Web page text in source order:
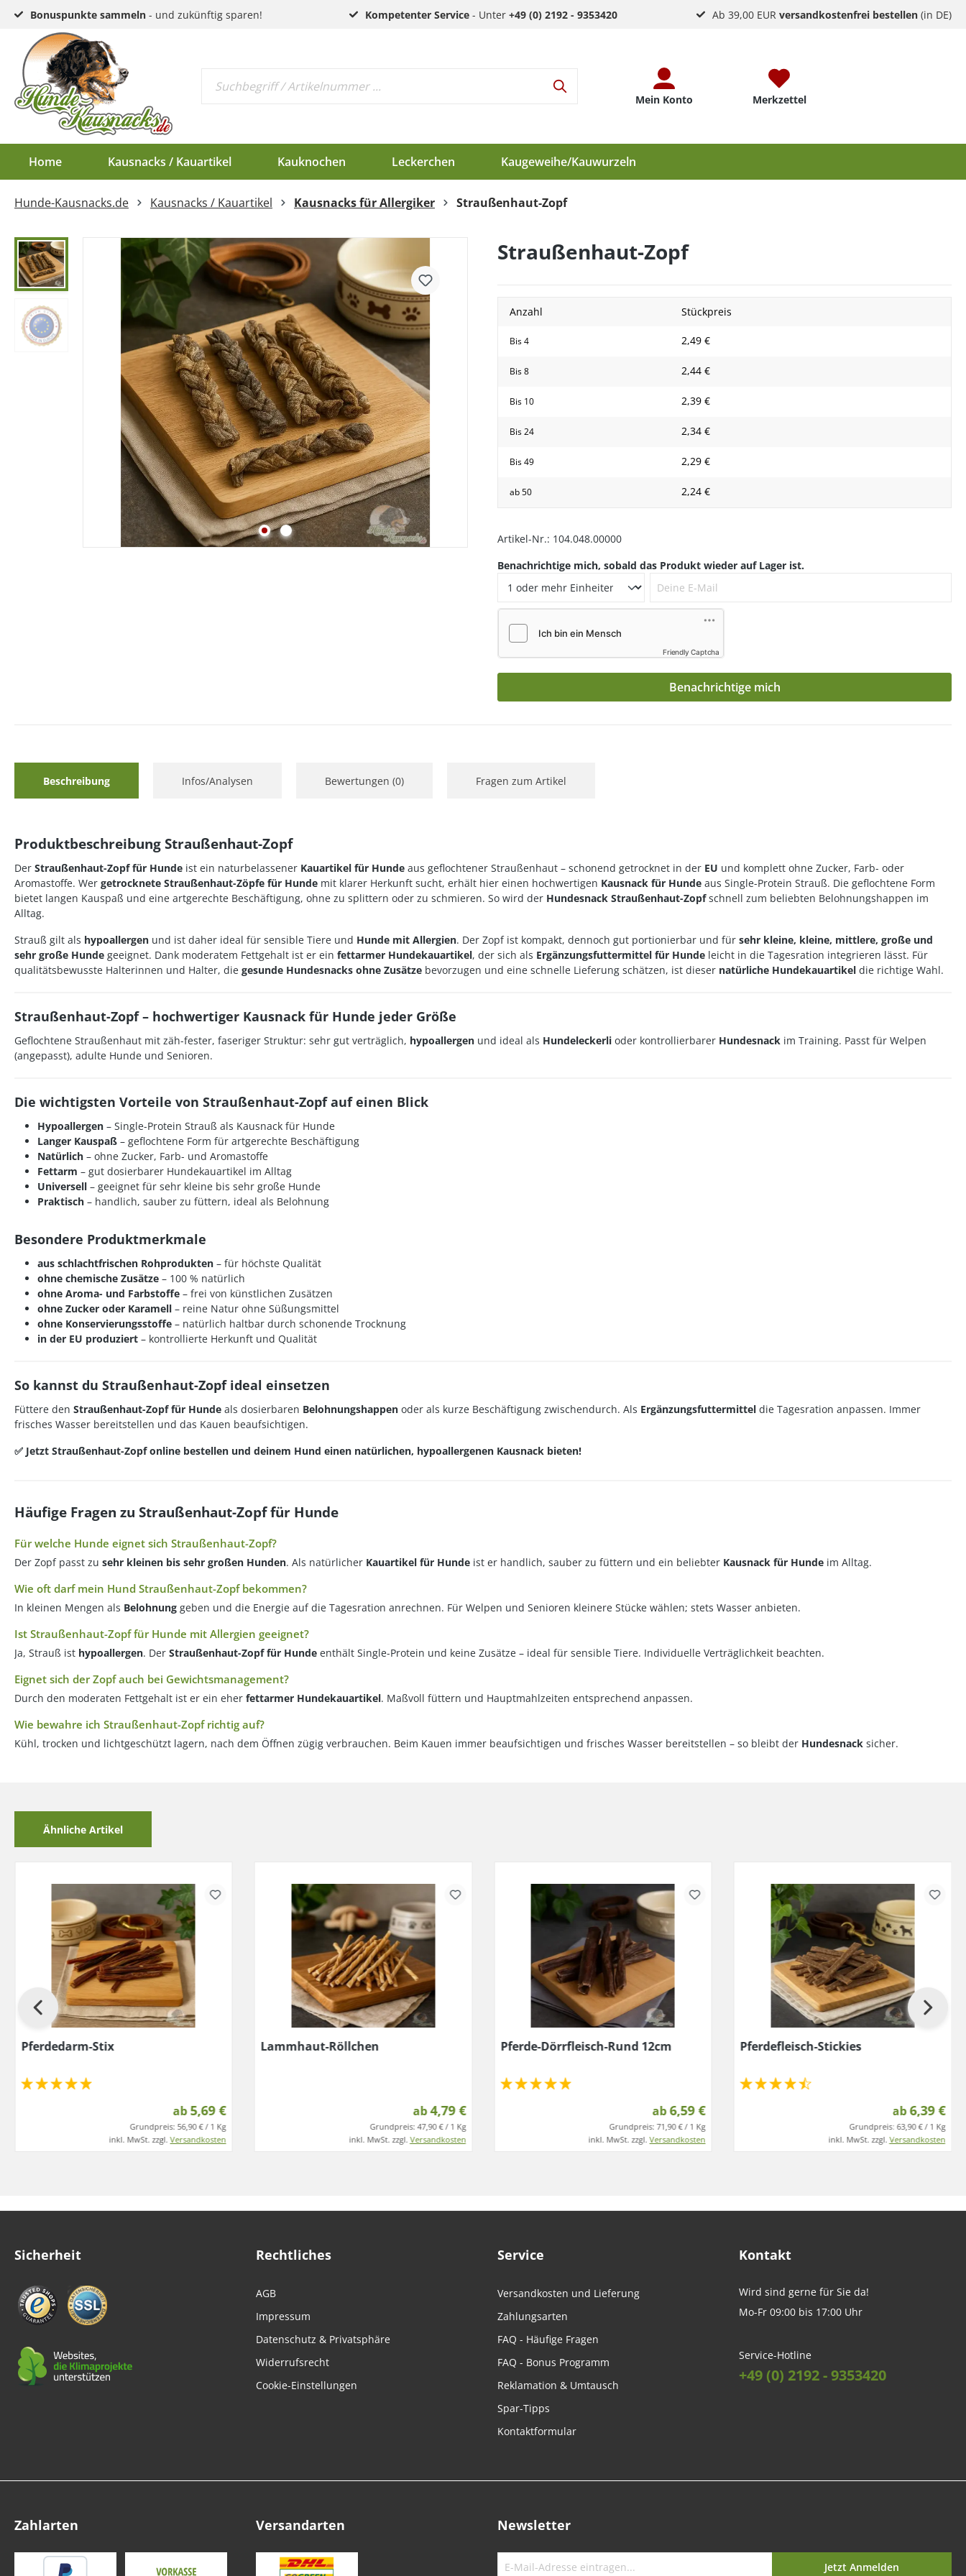
Bonuspunkte sammeln - und zukünftig sparen! Kompetenter Service- Unter +49 (0) 2192 - 9353420 Ab 39,00 EURversandkostenfrei bestellen (in DE)
Mein Konto Merkzettel
Home Kausnacks / Kauartikel Kauknochen Leckerchen Kaugeweihe/Kauwurzeln
Schlund & Dörrfleisch
Kopfhaut & Haut
Sehnen
Ziemer
Strossen
Fleisch
Lunge
Pansen & Lunge
Leber & Herz
Schwanz & Ochsenschwanz
Nasen
Maul & Lefzen
Knochen & Beine
Kauknochen EU-Ware
Kauknochen Standard
Endloswürstchen
Mini-Würstchen
Kaugeweihe Half
Dam-Schäufle
Hirschgeweih-Rosetten
Hunde-Kausnacks.de Kausnacks / Kauartikel Kausnacks für Allergiker Straußenhaut-Zopf
Straußenhaut-Zopf
Anzahl Stückpreis
Bis4 2,49 €
Bis8 2,44 €
Bis 10 2,39 €
Bis24 2,34 €
Bis49 2,29 €
ab50 2,24 €
Artikel-Nr.: 104.048.00000
Benachrichtige mich, sobald das Produkt wieder auf Lager ist.
Friendly Captcha
Benachrichtige mich
Beschreibung Infos/Analysen Bewertungen (0) Fragen zum Artikel
Produktbeschreibung Straußenhaut-Zopf
Der Straußenhaut-Zopf für Hunde ist ein naturbelassener Kauartikel für Hunde aus geflochtener Straußenhaut – schonend getrocknet in der EU und komplett ohne Zucker, Farb- oder
Aromastoffe. Wer getrocknete Straußenhaut-Zöpfe für Hunde mit klarer Herkunft sucht, erhält hier einen hochwertigen Kausnack für Hunde aus Single-Protein Strauß. Die geflochtene Form
bietet langen Kauspaß und eine artgerechte Beschäftigung, ohne zu splittern oder zu schmieren. So wird der Hundesnack Straußenhaut-Zopfschnell zum beliebten Belohnungshappen im
Alltag.
Strauß gilt als hypoallergen und ist daher ideal für sensible Tiere und Hunde mit Allergien. Der Zopf ist kompakt, dennoch gut portionierbar und für sehr kleine, kleine, mittlere, große und
sehr große Hunde geeignet. Dank moderatem Fettgehalt ist er ein fettarmer Hundekauartikel, der sich als Ergänzungsfuttermittel für Hunde leicht in die Tagesration integrieren lässt. Für
qualitätsbewusste Halterinnen und Halter, die gesunde Hundesnacks ohne Zusätze bevorzugen und eine schnelle Lieferung schätzen, ist dieser natürliche Hundekauartikel die richtige Wahl.
Straußenhaut-Zopf – hochwertiger Kausnack für Hunde jeder Größe
Geflochtene Straußenhaut mit zäh-fester, faseriger Struktur: sehr gut verträglich, hypoallergen und ideal als Hundeleckerli oder kontrollierbarer Hundesnack im Training. Passt für Welpen
(angepasst), adulte Hunde und Senioren.
Die wichtigsten Vorteile von Straußenhaut-Zopf auf einen Blick
Hypoallergen – Single-Protein Strauß als Kausnack für Hunde
Langer Kauspaß – geflochtene Form für artgerechte Beschäftigung
Natürlich – ohne Zucker, Farb- und Aromastoffe
Fettarm – gut dosierbarer Hundekauartikel im Alltag
Universell – geeignet für sehr kleine bis sehr große Hunde
Praktisch – handlich, sauber zu füttern, ideal als Belohnung
Besondere Produktmerkmale
aus schlachtfrischen Rohprodukten – für höchste Qualität
ohne chemische Zusätze – 100 % natürlich
ohne Aroma- und Farbstoffe – frei von künstlichen Zusätzen
ohne Zucker oder Karamell – reine Natur ohne Süßungsmittel
ohne Konservierungsstoffe – natürlich haltbar durch schonende Trocknung
in der EU produziert – kontrollierte Herkunft und Qualität
So kannst du Straußenhaut-Zopf ideal einsetzen
Füttere den Straußenhaut-Zopf für Hunde als dosierbaren Belohnungshappen oder als kurze Beschäftigung zwischendurch. Als Ergänzungsfuttermittel die Tagesration anpassen. Immer
frisches Wasser bereitstellen und das Kauen beaufsichtigen.
✅ Jetzt Straußenhaut-Zopf online bestellen und deinem Hund einen natürlichen, hypoallergenen Kausnack bieten!
Häufige Fragen zu Straußenhaut-Zopf für Hunde
Für welche Hunde eignet sich Straußenhaut-Zopf?
Der Zopf passt zu sehr kleinen bis sehr großen Hunden. Als natürlicher Kauartikel für Hunde ist er handlich, sauber zu füttern und ein beliebter Kausnack für Hunde im Alltag.
Wie oft darf mein Hund Straußenhaut-Zopf bekommen?
In kleinen Mengen als Belohnung geben und die Energie auf die Tagesration anrechnen. Für Welpen und Senioren kleinere Stücke wählen; stets Wasser anbieten.
Ist Straußenhaut-Zopf für Hunde mit Allergien geeignet?
Ja, Strauß ist hypoallergen. Der Straußenhaut-Zopf für Hunde enthält Single-Protein und keine Zusätze – ideal für sensible Tiere. Individuelle Verträglichkeit beachten.
Eignet sich der Zopf auch bei Gewichtsmanagement?
Durch den moderaten Fettgehalt ist er ein eher fettarmer Hundekauartikel. Maßvoll füttern und Hauptmahlzeiten entsprechend anpassen.
Wie bewahre ich Straußenhaut-Zopf richtig auf?
Kühl, trocken und lichtgeschützt lagern, nach dem Öffnen zügig verbrauchen. Beim Kauen immer beaufsichtigen und frisches Wasser bereitstellen – so bleibt der Hundesnack sicher.
Ähnliche Artikel
Pferdedarm-Stix
ab5,69 €
Grundpreis: 56,90 € / 1 Kg
inkl. MwSt. zzgl.Versandkosten
Lammhaut-Röllchen
ab4,79 €
Grundpreis:47,90 € / 1 Kg
inkl. MwSt. zzgl.Versandkosten
Pferde-Dörrfleisch-Rund 12cm
ab6,59 €
Grundpreis:71,90 € / 1 Kg
inkl. MwSt. zzgl.Versandkosten
Pferdefleisch-Stickies
ab6,39 €
Grundpreis:63,90 € / 1 Kg
inkl. MwSt. zzgl.Versandkosten
Sicherheit Rechtliches
AGB
Impressum
Datenschutz & Privatsphäre
Widerrufsrecht
Cookie-Einstellungen
Service
Versandkosten und Lieferung
Zahlungsarten
FAQ - Häufige Fragen
FAQ - Bonus Programm
Reklamation & Umtausch
Spar-Tipps
Kontaktformular
Kontakt
Wird sind gerne für Sie da!
Mo-Fr 09:00 bis 17:00 Uhr
Service-Hotline
+49 (0) 2192 - 9353420
Zahlarten Versandarten Newsletter
Jetzt Anmelden